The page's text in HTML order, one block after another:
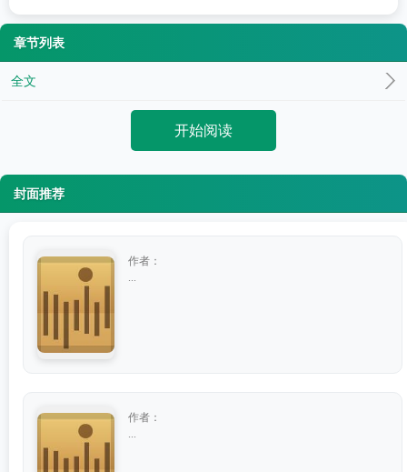
章节列表
全文
开始阅读
封面推荐
作者：
作者：